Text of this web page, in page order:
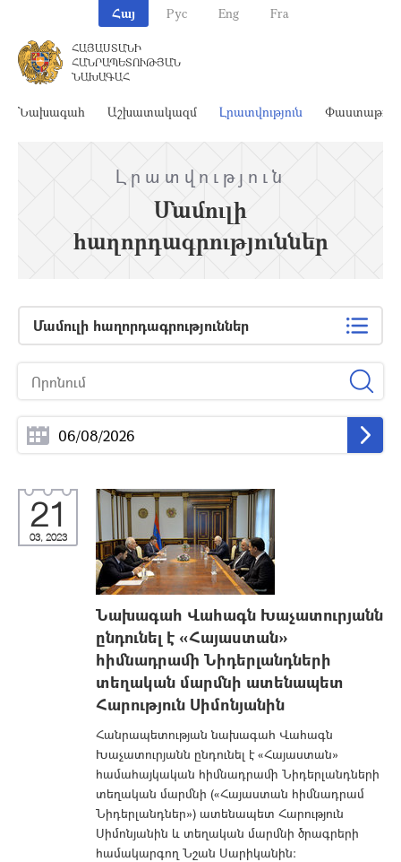
Հայ Рус Eng Fra
ՀԱՅԱՍՏԱՆԻ
ՀԱՆՐԱՊԵՏՈՒԹՅԱՆ
ՆԱԽԱԳԱՀ
Նախագահ Աշխատակազմ Լրատվություն
Լրատվություն
Մամուլի
հաղորդագրություններ
Մամուլի հաղորդագրություններ
21
03, 2023
Նախագահ Վահագն Խաչատուրյանն
ընդունել է «Հայաստան»
հիմնադրամի Նիդերլանդների
տեղական մարմնի ատենապետ
Հարություն Սիմոնյանին
Հանրապետության նախագահ Վահագն
Խաչատուրյանն ընդունել է «Հայաստան»
համահայկական հիմնադրամի Նիդերլանդների
տեղական մարմնի («Հայաստան հիմնադրամ
Նիդերլանդներ») ատենապետ Հարություն
Սիմոնյանին և տեղական մարմնի ծրագրերի
համակարգող Նշան Սարիկանին: